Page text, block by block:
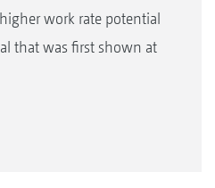
work rate potential
that was first shown at